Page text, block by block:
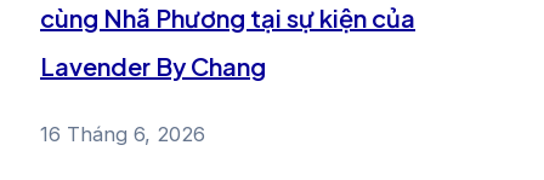
cùng Nhã Phương tại sự kiện của
Lavender By Chang
16 Tháng 6, 2026